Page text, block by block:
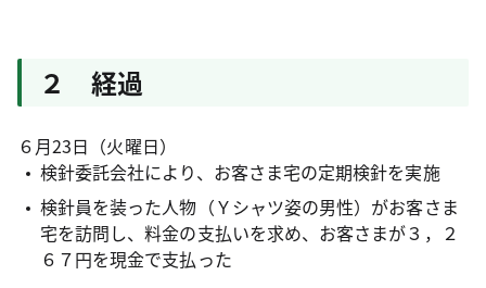
２ 経過
６月23日（火曜日）
検針委託会社により、お客さま宅の定期検針を実施
検針員を装った人物（Ｙシャツ姿の男性）がお客さま
宅を訪問し、料金の支払いを求め、お客さまが３，２
６７円を現金で支払った